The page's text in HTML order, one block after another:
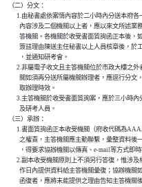
    （二）分文：
1.由秘書處依案情內容於二小時內分送本
內容涉及二個機關以上者，應以來文所
答機關。各機關於收受書面質詢函正本
簽註理由陳送主任秘書以上人員核章後
            ，並通知研考會。
2.非屬電子收文且主答機關位於市政大樓
關如須再分送所屬機關辦理者，應逕行
            取辦理時效。
3.主答機關於收受書面質詢案，應於三小
            及研考人員。
    （三）承辦：
1.書面質詢函正本收受機關（府收代碼為
之權責，主答機關應主動聯繫，彙整資
，得要求協辦機關以傳真、e-mail等方式即
2.副本收受機關原則上不須另行答復，惟
作日內提供資料給主答機關彙復；協辦
函復者，應將未能提供之理由告知主答